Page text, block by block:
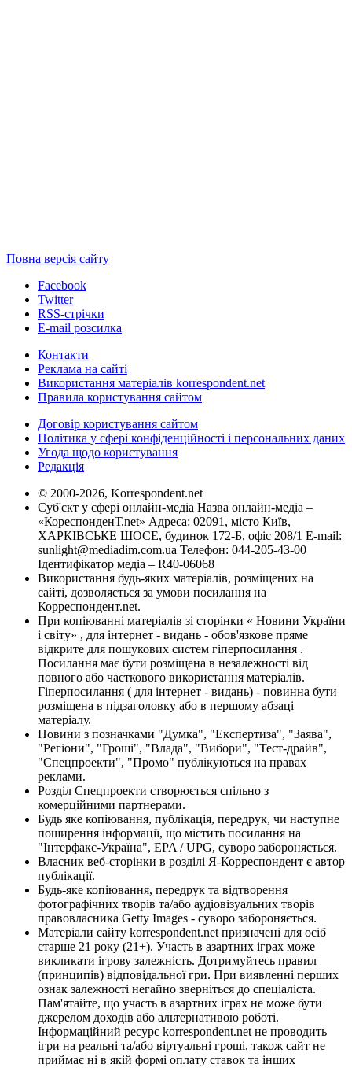
Повна версія сайту
Facebook
Twitter
RSS-стрічки
E-mail розсилка
Контакти
Реклама на сайті
Використання матеріалів korrespondent.net
Правила користування сайтом
Договір користування сайтом
Політика у сфері конфіденційності і персональних даних
Угода щодо користування
Редакція
© 2000-2026, Korrespondent.net
Суб'єкт у сфері онлайн-медіа Назва онлайн-медіа –
«КореспонденТ.net» Адреса: 02091, місто Київ,
ХАРКІВСЬКЕ ШОСЕ, будинок 172-Б, офіс 208/1 E-mail:
sunlight@mediadim.com.ua Телефон: 044-205-43-00
Ідентифікатор медіа – R40-06068
Використання будь-яких матеріалів, розміщених на
сайті, дозволяється за умови посилання на
Корреспондент.net.
При копіюванні матеріалів зі сторінки « Новини України
і світу» , для інтернет - видань - обов'язкове пряме
відкрите для пошукових систем гіперпосилання .
Посилання має бути розміщена в незалежності від
повного або часткового використання матеріалів.
Гіперпосилання ( для інтернет - видань) - повинна бути
розміщена в підзаголовку або в першому абзаці
матеріалу.
Новини з позначками "Думка", "Експертиза", "Заява",
"Регіони", "Гроші", "Влада", "Вибори", "Тест-драйв",
"Спецпроекти", "Промо" публікуються на правах
реклами.
Розділ Спецпроекти створюється спільно з
комерційними партнерами.
Будь яке копіювання, публікація, передрук, чи наступне
поширення інформації, що містить посилання на
"Інтерфакс-Україна", EPA / UPG, суворо забороняється.
Власник веб-сторінки в розділі Я-Корреспондент є автор
публікації.
Будь-яке копіювання, передрук та відтворення
фотографічних творів та/або аудіовізуальних творів
правовласника Getty Images - суворо забороняється.
Матеріали сайту korrespondent.net призначені для осіб
старше 21 року (21+). Участь в азартних іграх може
викликати ігрову залежність. Дотримуйтесь правил
(принципів) відповідальної гри. При виявленні перших
ознак залежності негайно зверніться до спеціаліста.
Пам'ятайте, що участь в азартних іграх не може бути
джерелом доходів або альтернативою роботі.
Інформаційний ресурс korrespondent.net не проводить
ігри на реальні та/або віртуальні гроші, також сайт не
приймає ні в якій формі оплату ставок та інших